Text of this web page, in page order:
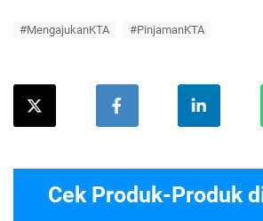
#MengajukanKTA #PinjamanKTA
Cek Produk-Produk